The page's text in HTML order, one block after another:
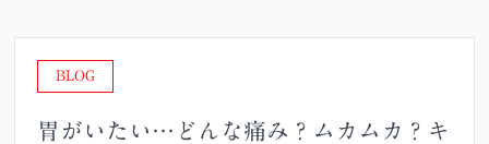
BLOG
胃がいたい…どんな痛み？ムカムカ？キ